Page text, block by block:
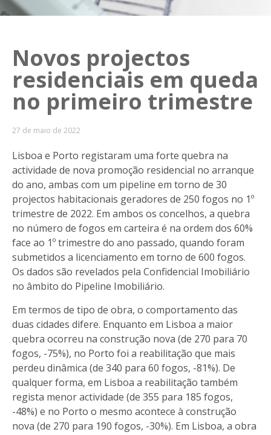
Novos projectos
residenciais em queda
no primeiro trimestre
27 de maio de 2022
Lisboa e Porto registaram uma forte quebra na
actividade de nova promoção residencial no arranque
do ano, ambas com um pipeline em torno de 30
projectos habitacionais geradores de 250 fogos no 1º
trimestre de 2022. Em ambos os concelhos, a quebra
no número de fogos em carteira é na ordem dos 60%
face ao 1º trimestre do ano passado, quando foram
submetidos a licenciamento em torno de 600 fogos.
Os dados são revelados pela Confidencial Imobiliário
no âmbito do Pipeline Imobiliário.
Em termos de tipo de obra, o comportamento das
duas cidades difere. Enquanto em Lisboa a maior
quebra ocorreu na construção nova (de 270 para 70
fogos, -75%), no Porto foi a reabilitação que mais
perdeu dinâmica (de 340 para 60 fogos, -81%). De
qualquer forma, em Lisboa a reabilitação também
regista menor actividade (de 355 para 185 fogos,
-48%) e no Porto o mesmo acontece à construção
nova (de 270 para 190 fogos, -30%). Em Lisboa, a obra